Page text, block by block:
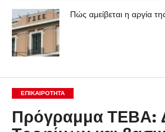
Πώς αμείβεται η αργία
ΕΠΙΚΑΙΡΟΤΗΤΑ
Πρόγραμμα ΤΕΒΑ: